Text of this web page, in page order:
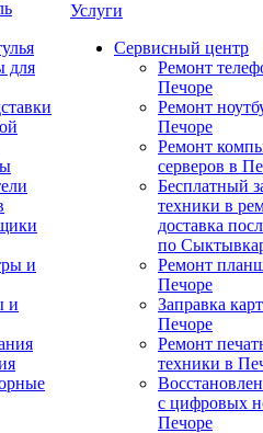
для
и
Услуги
Сервисный центр
Ремонт
Печоре
Ремонт
Печоре
Ремонт
серверов в
Бесплатный
техники в
доставка
по
Ремонт
Печоре
Заправка
Печоре
Ремонт
техники в
с цифровых
Печоре